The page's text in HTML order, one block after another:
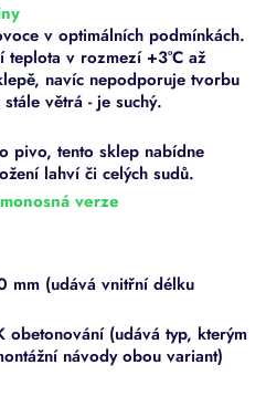
v optimálních podmínkách.
v rozmezí +3°C až
navíc nepodporuje tvorbu
větrá - je suchý.
pivo, tento sklep nabídne
lahví či celých sudů.
verze
(udává vnitřní délku
obetonování (udává typ, kterým
návody obou variant)